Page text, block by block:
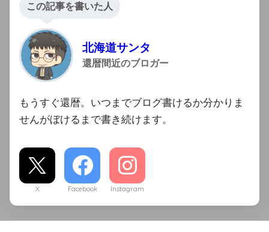
この記事を書いた人
北海道サンタ
還暦間近のブロガー
もうすぐ還暦。いつまでブログ書けるか分かりま
せんがぼけるまで書き続けます。
X Facebook Instagram